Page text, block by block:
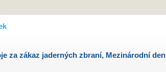
za zákaz jaderných zbraní, Mezinárodní den